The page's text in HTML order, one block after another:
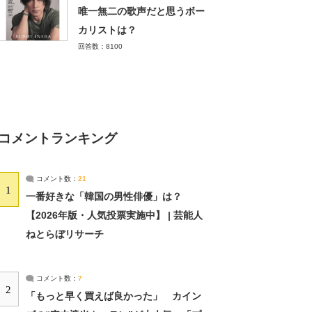
唯一無二の歌声だと思うボー
カリストは？
回答数：8100
コメントランキング
1
コメント数： 21
一番好きな「韓国の男性俳優」は？
【2026年版・人気投票実施中】 | 芸能人
ねとらぼリサーチ
2
コメント数： 7
「もっと早く買えば良かった」 カイン